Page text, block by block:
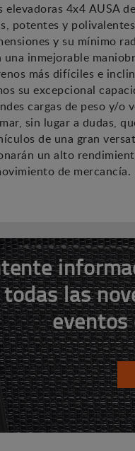
elevadoras 4x4 AUSA
potentes y
y su mínimo
inmejorable
más difíciles e
su excepcional
cargas de peso y/o
sin lugar a dudas,
de una gran
un alto
de mercancía.
todas las
eventos